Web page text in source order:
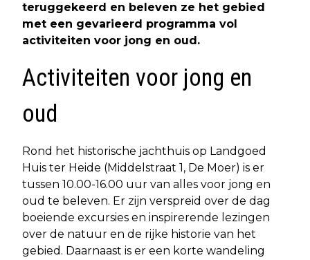
teruggekeerd en beleven ze het gebied
met een gevarieerd programma vol
activiteiten voor jong en oud.
Activiteiten voor jong en
oud
Rond het historische jachthuis op Landgoed
Huis ter Heide (Middelstraat 1, De Moer) is er
tussen 10.00-16.00 uur van alles voor jong en
oud te beleven. Er zijn verspreid over de dag
boeiende excursies en inspirerende lezingen
over de natuur en de rijke historie van het
gebied. Daarnaast is er een korte wandeling